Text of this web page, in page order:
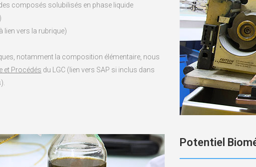
composés solubilisés en phase liquide
lien vers la rubrique)
notamment la composition élémentaire, nous
et Procédés du LGC (lien vers SAP si inclus dans
Potentiel